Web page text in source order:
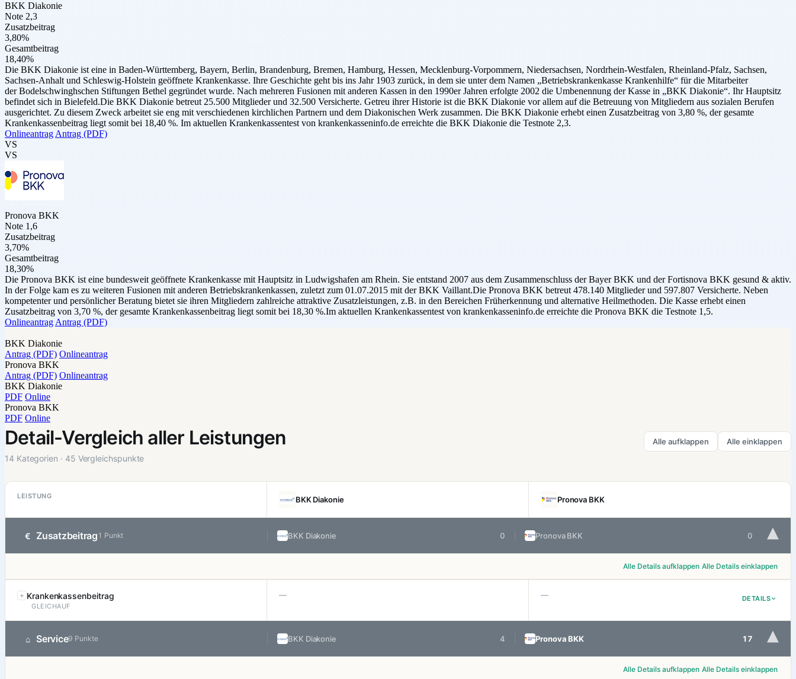
BKK Diakonie
Note 2,3
Zusatzbeitrag
3,80%
Gesamtbeitrag
18,40%
Die BKK Diakonie ist eine in Baden-Württemberg, Bayern, Berlin, Brandenburg, Bremen, Hamburg, Hessen, Mecklenburg-Vorpommern, Niedersachsen, Nordrhein-Westfalen, Rheinland-Pfalz, Sachsen,
Sachsen-Anhalt und Schleswig-Holstein geöffnete Krankenkasse. Ihre Geschichte geht bis ins Jahr 1903 zurück, in dem sie unter dem Namen „Betriebskrankenkasse Krankenhilfe“ für die Mitarbeiter
der Bodelschwinghschen Stiftungen Bethel gegründet wurde. Nach mehreren Fusionen mit anderen Kassen in den 1990er Jahren erfolgte 2002 die Umbenennung der Kasse in „BKK Diakonie“. Ihr Hauptsitz
befindet sich in Bielefeld.Die BKK Diakonie betreut 25.500 Mitglieder und 32.500 Versicherte. Getreu ihrer Historie ist die BKK Diakonie vor allem auf die Betreuung von Mitgliedern aus sozialen Berufen
ausgerichtet. Zu diesem Zweck arbeitet sie eng mit verschiedenen kirchlichen Partnern und dem Diakonischen Werk zusammen. Die BKK Diakonie erhebt einen Zusatzbeitrag von 3,80 %, der gesamte
Krankenkassenbeitrag liegt somit bei 18,40 %. Im aktuellen Krankenkassentest von krankenkasseninfo.de erreichte die BKK Diakonie die Testnote 2,3.
Onlineantrag Antrag (PDF)
VS
VS
Pronova BKK
Note 1,6
Zusatzbeitrag
3,70%
Gesamtbeitrag
18,30%
Die Pronova BKK ist eine bundesweit geöffnete Krankenkasse mit Hauptsitz in Ludwigshafen am Rhein. Sie entstand 2007 aus dem Zusammenschluss der Bayer BKK und der Fortisnova BKK gesund & aktiv.
In der Folge kam es zu weiteren Fusionen mit anderen Betriebskrankenkassen, zuletzt zum 01.07.2015 mit der BKK Vaillant.Die Pronova BKK betreut 478.140 Mitglieder und 597.807 Versicherte. Neben
kompetenter und persönlicher Beratung bietet sie ihren Mitgliedern zahlreiche attraktive Zusatzleistungen, z.B. in den Bereichen Früherkennung und alternative Heilmethoden. Die Kasse erhebt einen
Zusatzbeitrag von 3,70 %, der gesamte Krankenkassenbeitrag liegt somit bei 18,30 %.Im aktuellen Krankenkassentest von krankenkasseninfo.de erreichte die Pronova BKK die Testnote 1,5.
Onlineantrag Antrag (PDF)
BKK Diakonie
Antrag (PDF) Onlineantrag
Pronova BKK
Antrag (PDF) Onlineantrag
BKK Diakonie
PDF Online
Pronova BKK
PDF Online
Detail-Vergleich aller Leistungen
14 Kategorien · 45 Vergleichspunkte
Alle aufklappen Alle einklappen
LEISTUNG BKK Diakonie Pronova BKK
€ Zusatzbeitrag 1 Punkt BKK Diakonie 0 Pronova BKK 0 ▾
Alle Details aufklappen Alle Details einklappen
DETAILS
Krankenkassenbeitrag
GLEICHAUF
— —
⌂ Service9 Punkte BKK Diakonie 4 Pronova BKK 17 ▾
Alle Details aufklappen Alle Details einklappen